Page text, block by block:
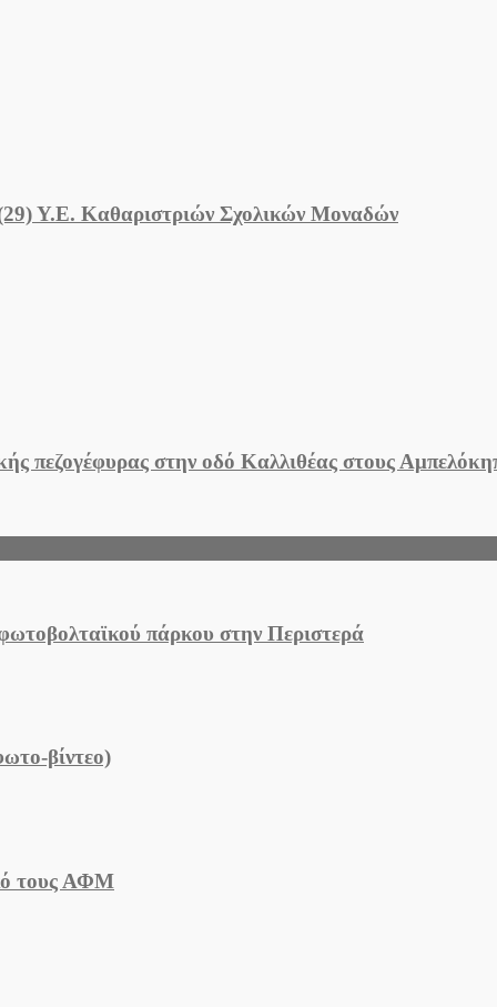
Υ.Ε. Καθαριστριών Σχολικών Μοναδών
πεζογέφυρας στην οδό Καλλιθέας στους
πάρκου στην Περιστερά
βίντεο)
τους ΑΦΜ